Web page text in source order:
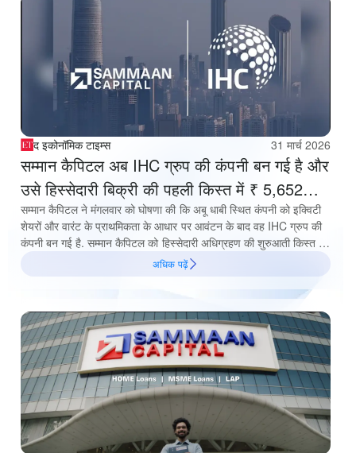
द इकोनॉमिक टाइम्स 31 मार्च 2026
सम्मान कैपिटल अब IHC ग्रुप की कंपनी बन गई है और
उसे हिस्सेदारी बिक्री की पहली किस्त में ₹ 5,652
करोड़ मिले हैं
सम्मान कैपिटल ने मंगलवार को घोषणा की कि अबू धाबी स्थित कंपनी को इक्विटी
शेयरों और वारंट के प्राथमिकता के आधार पर आवंटन के बाद वह IHC ग्रुप की
कंपनी बन गई है. सम्मान कैपिटल को हिस्सेदारी अधिग्रहण की शुरुआती किस्त के
अधिक पढ़ें